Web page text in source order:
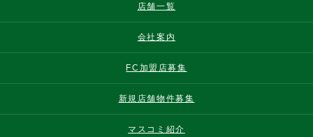
店舗一覧
会社案内
FC加盟店募集
新規店舗物件募集
マスコミ紹介